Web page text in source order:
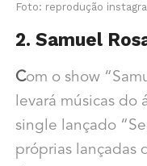
Foto: reprodução
2. Samuel
Com o show
levará músicas do
single lançado
próprias lançadas